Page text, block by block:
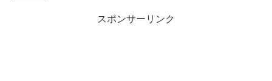
スポンサーリンク